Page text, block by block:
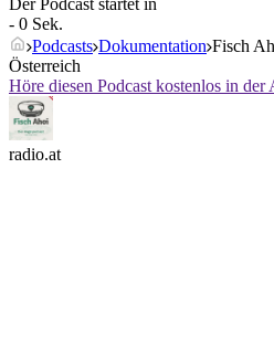
Der Podcast startet in
- 0 Sek.
Podcasts Dokumentation Fisch
Österreich
Höre diesen Podcast kostenlos in der
radio.at